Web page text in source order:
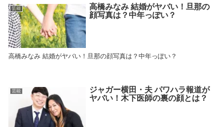
芸能
高橋みなみ 結婚がヤバい！旦那の
顔写真は？中年っぽい？
高橋みなみ 結婚がヤバい！旦那の顔写真は？中年っぽい？
芸能
ジャガー横田・夫 パワハラ報道が
ヤバい！木下医師の裏の顔とは？